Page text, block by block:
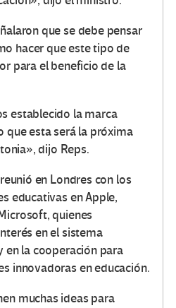
que se debe pensar
hacer que este tipo de
para el beneficio de la
establecido la marca
que esta será la próxima
dijo Reps.
en Londres con los
educativas en Apple,
quienes
en el sistema
en la cooperación para
innovadoras en educación.
muchas ideas para